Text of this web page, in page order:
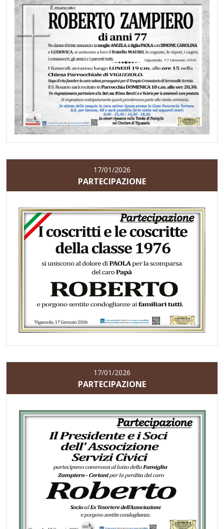
17/01/2026
PARTECIPAZIONE
17/01/2026
PARTECIPAZIONE